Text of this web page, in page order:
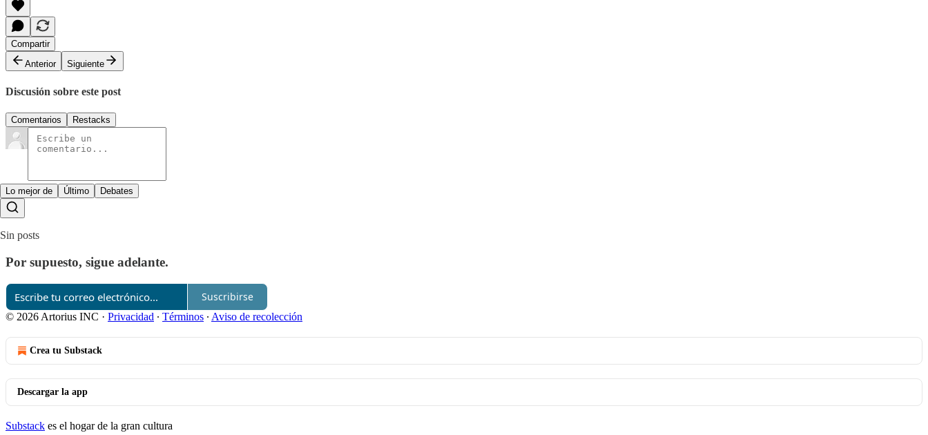
Compartir
Anterior
Siguiente
Discusión sobre este post
Comentarios Restacks
Lo mejor de Último Debates
Sin posts
Por supuesto, sigue adelante.
Suscribirse
© 2026 Artorius INC · Privacidad ∙ Términos ∙ Aviso de recolección
Crea tu Substack
Descargar la app
Substack es el hogar de la gran cultura